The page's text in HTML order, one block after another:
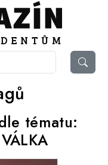
tématu: